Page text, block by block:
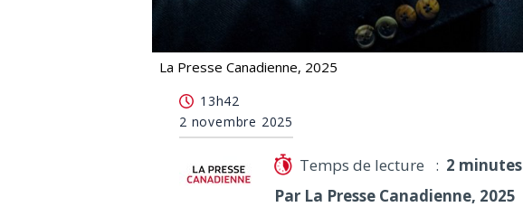
La Presse Canadienne, 2025
13h42
2 novembre 2025
Temps de lecture : 2 minutes
Par La Presse Canadienne, 2025